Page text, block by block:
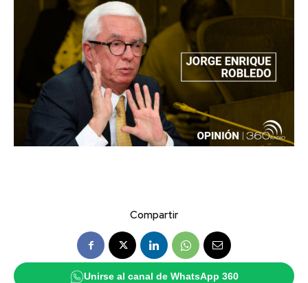
Compartir
Unirse al canal de WhatsApp 360